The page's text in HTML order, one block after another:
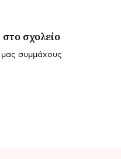
σχολείο
μας συμμάχους